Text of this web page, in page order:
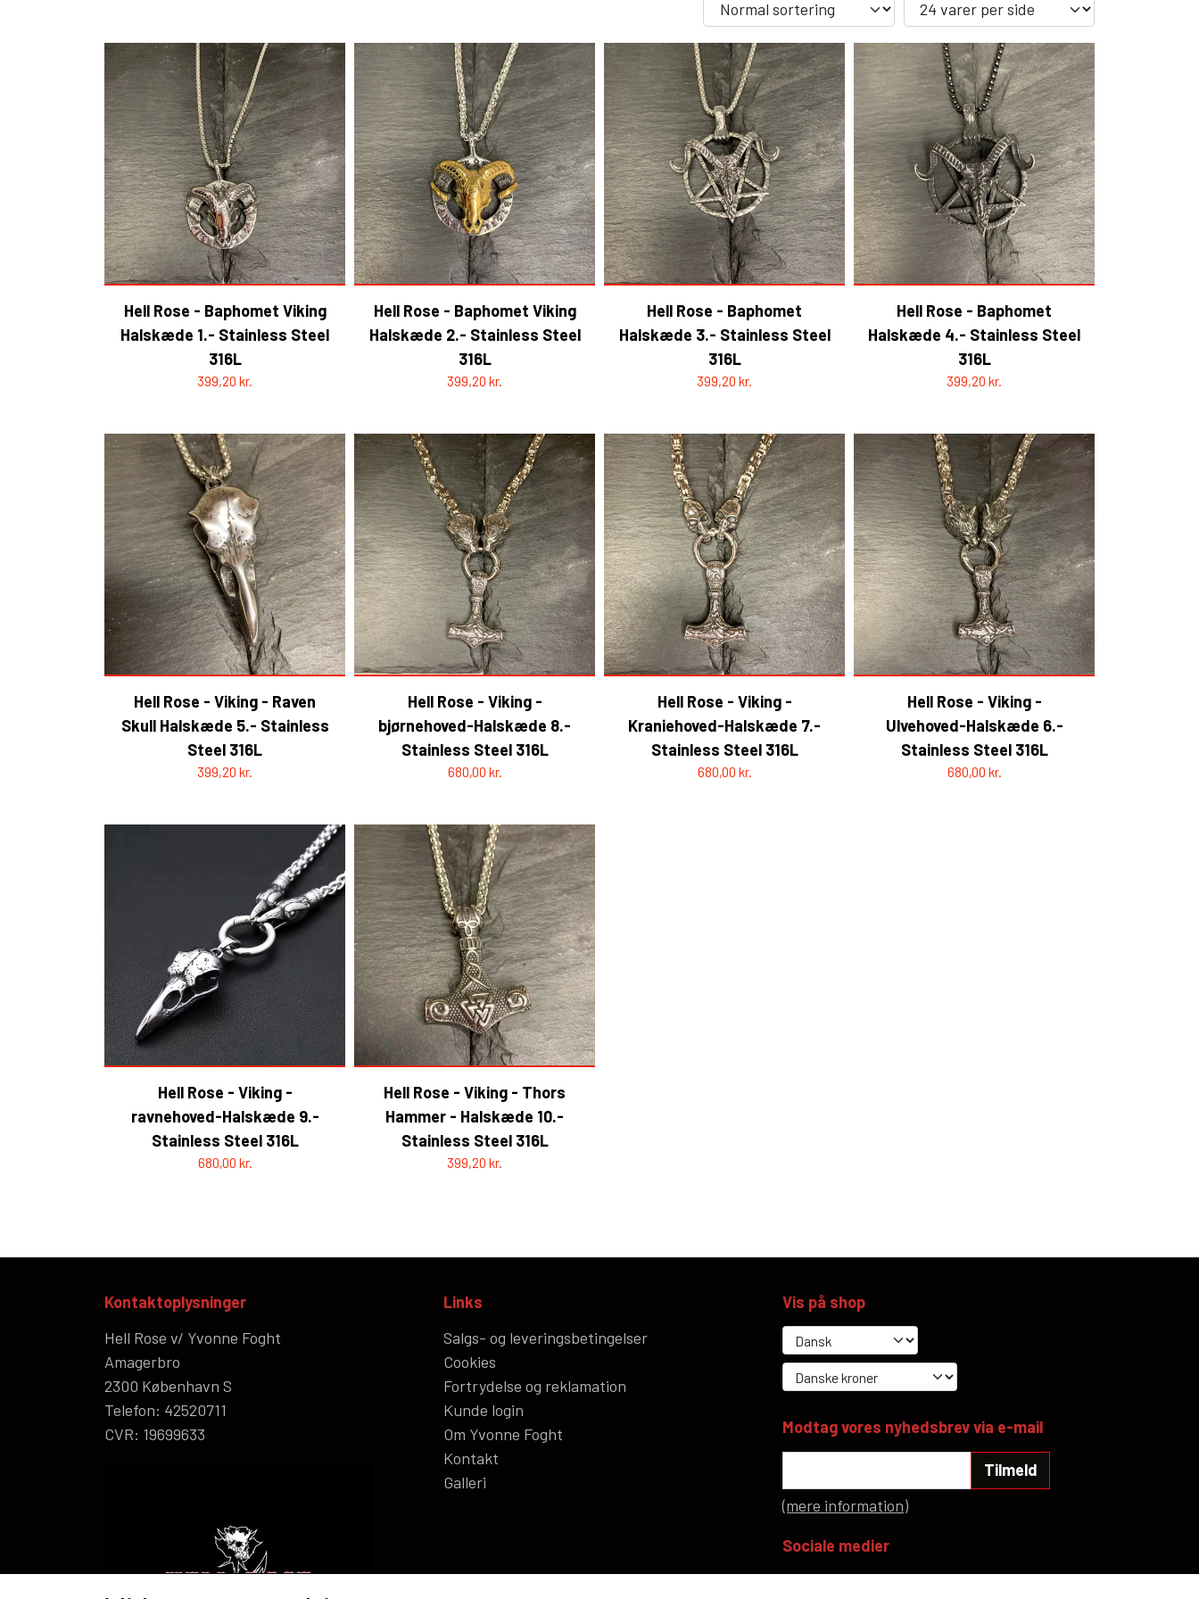
YFD - HERRE
HELL ROSE - UP/RECYCLED
HERRE
DAME
ROCK'N' - ACCESSORIES - BRUGSKUNST - GIFTWARE
SKO/STØVLER
TASKER/PUNGE
GOTHIC & FANTASY - BRUGSTING & DECOR
HELL ROSE - KEYHANGERS - NØGLERINGE
GOTH, ROCK & FANTASY - SMYKKER
ALL INCLUSIVE ITEMS
NYHEDER
HELL ROSE - GAVEKORT
TILBUD - UDSALG %
KOLLEKTIONER
Hell Rose - Baphomet Viking
Halskæde 1.- Stainless Steel
316L
399,20 kr.
Hell Rose - Baphomet Viking
Halskæde 2.- Stainless Steel
316L
399,20 kr.
Hell Rose - Baphomet
Halskæde 3.- Stainless Steel
316L
399,20 kr.
Hell Rose - Baphomet
Halskæde 4.- Stainless Steel
316L
399,20 kr.
Hell Rose - Viking - Raven
Skull Halskæde 5.- Stainless
Steel 316L
399,20 kr.
Hell Rose - Viking -
bjørnehoved-Halskæde 8.-
Stainless Steel 316L
680,00 kr.
Hell Rose - Viking -
Kraniehoved-Halskæde 7.-
Stainless Steel 316L
680,00 kr.
Hell Rose - Viking -
Ulvehoved-Halskæde 6.-
Stainless Steel 316L
680,00 kr.
Hell Rose - Viking -
ravnehoved-Halskæde 9.-
Stainless Steel 316L
680,00 kr.
Hell Rose - Viking - Thors
Hammer - Halskæde 10.-
Stainless Steel 316L
399,20 kr.
Kontaktoplysninger
Hell Rose v/ Yvonne Foght
Amagerbro
2300 København S
Telefon: 42520711
CVR: 19699633
Links
Salgs- og leveringsbetingelser
Cookies
Fortrydelse og reklamation
Kunde login
Om Yvonne Foght
Kontakt
Galleri
Vis på shop
Modtag vores nyhedsbrev via e-mail
Tilmeld
(mere information)
Sociale medier